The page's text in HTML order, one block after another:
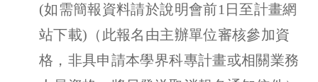
(如需簡報資料請於說明會前1日至計畫網
站下載)（此報名由主辦單位審核參加資
格，非具申請本學界科專計畫或相關業務